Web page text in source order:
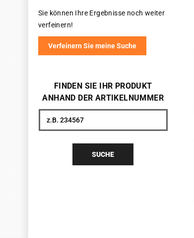
Sie können Ihre Ergebnisse noch weiter
verfeinern!
Verfeinern Sie meine Suche
FINDEN SIE IHR PRODUKT
ANHAND DER ARTIKELNUMMER
Suche
SUCHE